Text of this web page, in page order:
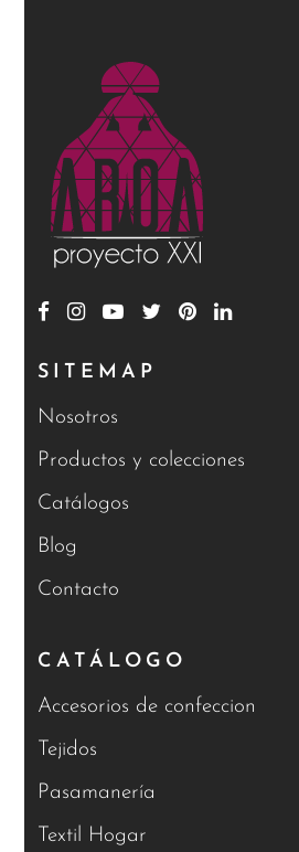
SITEMAP
Nosotros
Productos y colecciones
Catálogos
Blog
Contacto
CATÁLOGO
Accesorios de confeccion
Tejidos
Pasamanería
Textil Hogar